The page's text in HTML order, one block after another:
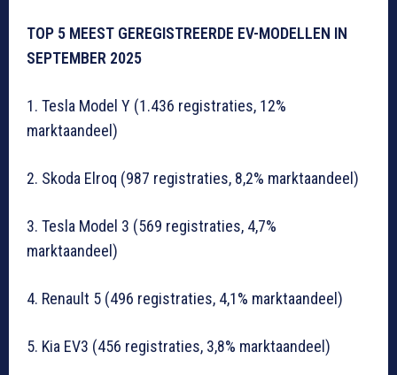
TOP 5 MEEST GEREGISTREERDE EV-MODELLEN IN
SEPTEMBER 2025
1. Tesla Model Y (1.436 registraties, 12%
marktaandeel)
2. Skoda Elroq (987 registraties, 8,2% marktaandeel)
3. Tesla Model 3 (569 registraties, 4,7%
marktaandeel)
4. Renault 5 (496 registraties, 4,1% marktaandeel)
5. Kia EV3 (456 registraties, 3,8% marktaandeel)